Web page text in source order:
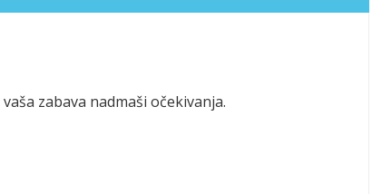
zabava nadmaši očekivanja.